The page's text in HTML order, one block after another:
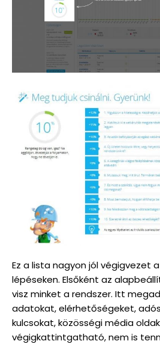
Ez a lista nagyon jól végigvezet
lépéseken. Elsőként az
visz minket a rendszer. Itt
adatokat, elérhetőségeket,
kulcsokat, közösségi média
végigkattintgatható, nem is